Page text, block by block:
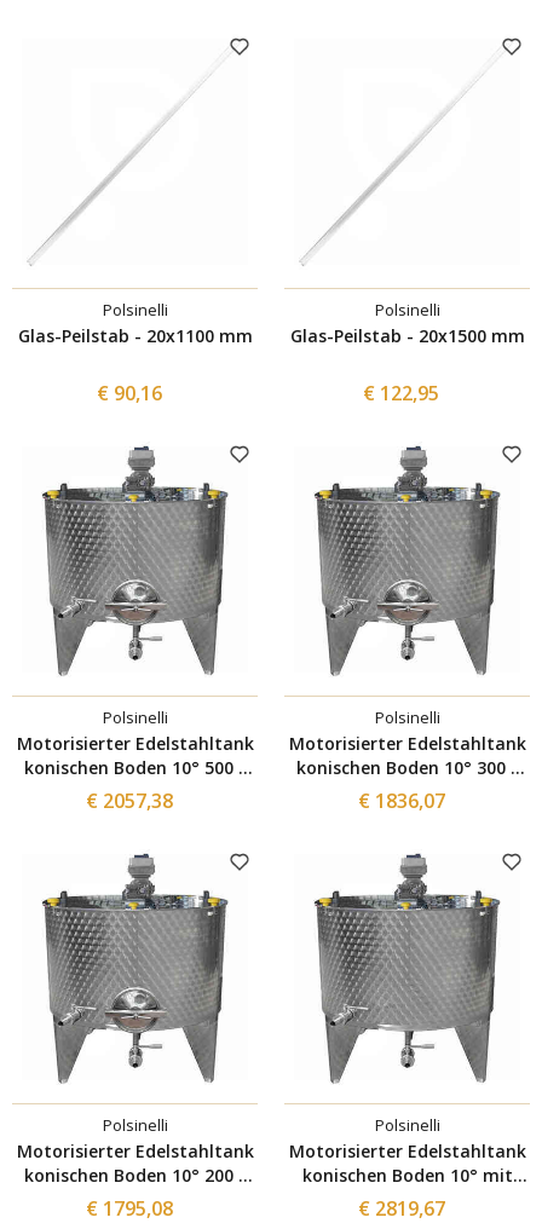
Polsinelli
Glas-Peilstab - 20x1100 mm
€ 90,16
Polsinelli
Glas-Peilstab - 20x1500 mm
€ 122,95
Polsinelli
Motorisierter Edelstahltank
konischen Boden 10° 500 L
mit Inverter und Mannloch
Ø300
€ 2057,38
Polsinelli
Motorisierter Edelstahltank
konischen Boden 10° 300 L
mit Inverter und Mannloch
Ø300
€ 1836,07
Polsinelli
Motorisierter Edelstahltank
konischen Boden 10° 200 L
mit Inverter und Mannloch
Ø300
€ 1795,08
Polsinelli
Motorisierter Edelstahltank
konischen Boden 10° mit
Inverter 1500 L
€ 2819,67